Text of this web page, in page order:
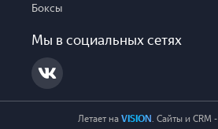
Боксы
Мы в социальных сетях
Летает на VISION . Cайты и CRM -